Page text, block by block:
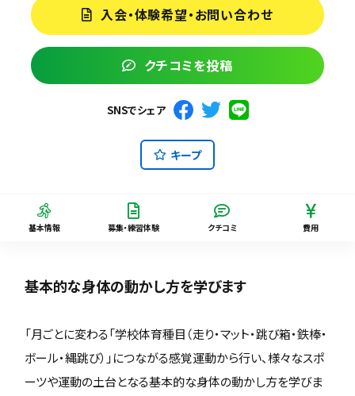
入会・体験希望・お問い合わせ
クチコミを投稿
SNSでシェア
キープ
基本情報 募集・練習体験 クチコミ 費用
基本的な身体の動かし方を学びます
「月ごとに変わる「学校体育種目（走り・マット・跳び箱・鉄棒・
ボール・縄跳び）」につながる感覚運動から行い、様々なスポ
ーツや運動の土台となる基本的な身体の動かし方を学びま